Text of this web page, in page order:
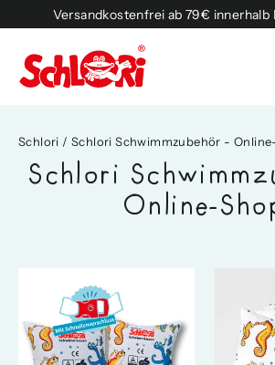
zum
Inhalt
Versandkostenfrei ab 79€ innerhalb
Schlori / Schlori Schwimmzubehör -
Schlori
Online-